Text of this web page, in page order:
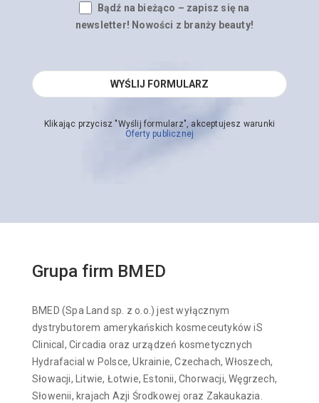
Bądź na bieżąco – zapisz się na
newsletter! Nowości z branży beauty!
Klikając przycisz "Wyślij formularz", akceptujesz warunki
Oferty publicznej
Grupa firm BMED
BMED (Spa Land sp. z o.o.) jest wyłącznym
dystrybutorem amerykańskich kosmeceutyków iS
Clinical, Circadia oraz urządzeń kosmetycznych
Hydrafacial w Polsce, Ukrainie, Czechach, Włoszech,
Słowacji, Litwie, Łotwie, Estonii, Chorwacji, Węgrzech,
Słowenii, krajach Azji Środkowej oraz Zakaukazia.